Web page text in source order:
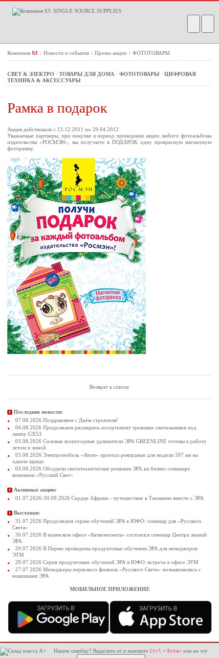
Компания S3 / Новости и события / Промо-акции / ФОТОТОВАРЫ
СВЕТ & ЭЛЕКТРО · ТОВАРЫ ДЛЯ ДОМА · ФОТОТОВАРЫ · ЦИФРОВАЯ
ТЕХНИКА & АКСЕССУАРЫ
Рамка в подарок
Акция действовала с 13.12.2011 по 29.04.2012
Уважаемые партнеры, при покупке в период проведения акции любого фотоальбома
издательства «РОСМЭН», вы получаете в ПОДАРОК одну прекрасную магнитную
фоторамку.
Возврат к списку
Последние новости:
07.08.2026 Поздравляем с Днём строителя!
04.08.2026 Продолжаем расширять ассортимент трековых светильников под
лампу GX53
03.08.2026 Силовые всепогодные удлинители ЭРА GREENLINE готовы к работе
летом и зимой
03.08.2026 Электромобиль «Атом» проехал рекордные для модели 597 км на
одном заряде
03.08.2026 Обсудили светотехнические решения ЭРА на бизнес-семинаре
компании «Русский Свет»
Активные акции:
01.07.2026-30.09.2026 Сердце Африки - путешествие в Танзанию вместе с ЭРА
Выставки:
31.07.2026 Продолжаем серию обучений ЭРА в ЮФО: семинар для «Русского
Света»
30.07.2026 В казанском офисе «Баткомплекта» состоялся семинар Центра знаний
ЭРА
29.07.2026 В Перми проведены продуктовые обучения ЭРА для менеджеров
ЭТМ
28.07.2026 Серия продуктовых обучений ЭРА в ЮФО: встреча в офисе ЭТМ
27.07.2026 Менеджеры пермского филиала «Русского Света» познакомились с
новинками ЭРА
МОБИЛЬНОЕ ПРИЛОЖЕНИЕ
Нашли ошибку? Выделите её и нажмите Ctrl + Enter или на эту